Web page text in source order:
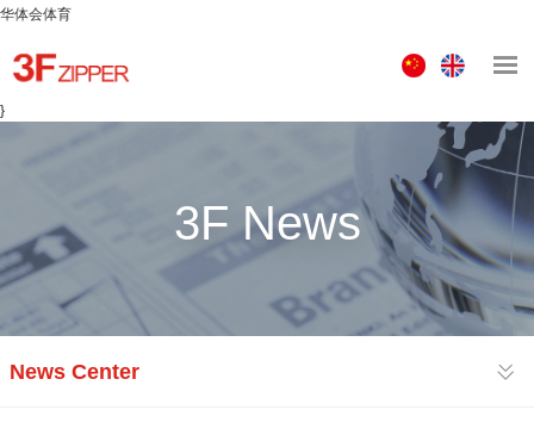
华体会体育
中
版
ENGLISH
}
3F News
News Center